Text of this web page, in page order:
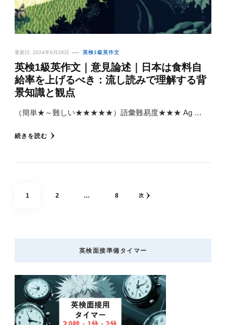
更新日: 2024年9月28日 英検1級英作文
英検1級英作文｜意見論述｜日本は食料自
給率を上げるべき：流し読みで理解する背
景知識と観点
（簡単★～難しい★★★★★）語彙難易度★★★ Ag …
続きを読む
投
送
り
固
ジ
1 固
ジ
2 … 固
ジ
8 次
英検面接準備タイマー